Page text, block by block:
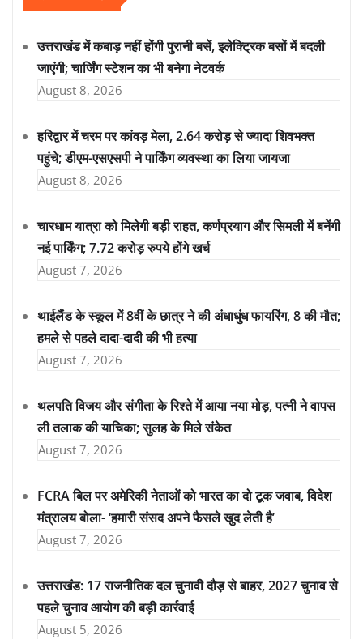
उत्तराखंड में कबाड़ नहीं होंगी पुरानी बसें, इलेक्ट्रिक बसों में बदली
जाएंगी; चार्जिंग स्टेशन का भी बनेगा नेटवर्क
August 8, 2026
हरिद्वार में चरम पर कांवड़ मेला, 2.64 करोड़ से ज्यादा शिवभक्त
पहुंचे; डीएम-एसएसपी ने पार्किंग व्यवस्था का लिया जायजा
August 8, 2026
चारधाम यात्रा को मिलेगी बड़ी राहत, कर्णप्रयाग और सिमली में बनेंगी
नई पार्किंग; 7.72 करोड़ रुपये होंगे खर्च
August 7, 2026
थाईलैंड के स्कूल में 8वीं के छात्र ने की अंधाधुंध फायरिंग, 8 की मौत;
हमले से पहले दादा-दादी की भी हत्या
August 7, 2026
थलपति विजय और संगीता के रिश्ते में आया नया मोड़, पत्नी ने वापस
ली तलाक की याचिका; सुलह के मिले संकेत
August 7, 2026
FCRA बिल पर अमेरिकी नेताओं को भारत का दो टूक जवाब, विदेश
मंत्रालय बोला- ‘हमारी संसद अपने फैसले खुद लेती है’
August 7, 2026
उत्तराखंड: 17 राजनीतिक दल चुनावी दौड़ से बाहर, 2027 चुनाव से
पहले चुनाव आयोग की बड़ी कार्रवाई
August 5, 2026